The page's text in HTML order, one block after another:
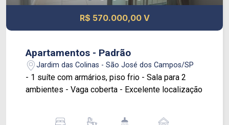
R$ 570.000,00 V
Apartamentos - Padrão
Jardim das Colinas - São José dos Campos/SP
- 1 suíte com armários, piso frio - Sala para 2
ambientes - Vaga coberta - Excelente localização